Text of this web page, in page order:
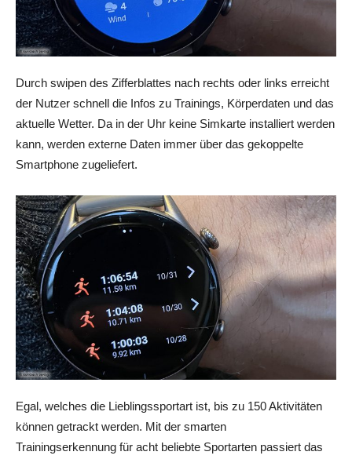
Durch swipen des Zifferblattes nach rechts oder links erreicht
der Nutzer schnell die Infos zu Trainings, Körperdaten und das
aktuelle Wetter. Da in der Uhr keine Simkarte installiert werden
kann, werden externe Daten immer über das gekoppelte
Smartphone zugeliefert.
Egal, welches die Lieblingssportart ist, bis zu 150 Aktivitäten
können getrackt werden. Mit der smarten
Trainingserkennung für acht beliebte Sportarten passiert das